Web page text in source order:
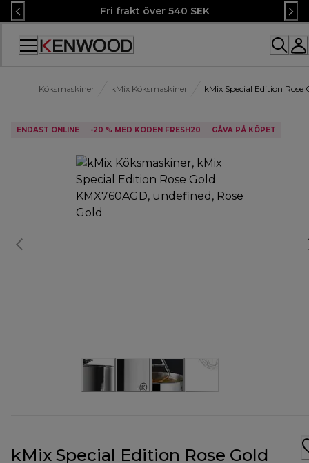
Skip
to
Content
Fri frakt över 540 SEK
Accessibility
Köksmaskiner kMix Köksmaskiner kMix Special Edition Rose
ENDAST ONLINE -20 % MED KODEN FRESH20 GÅVA PÅ KÖPET
kMix Special Edition Rose Gold